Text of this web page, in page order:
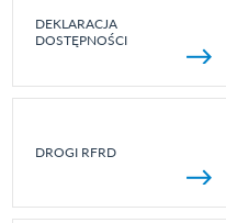
DEKLARACJA
DOSTĘPNOŚCI
DROGI RFRD